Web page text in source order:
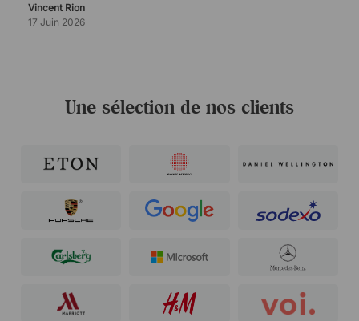
Vincent Rion
17 Juin 2026
Une sélection de nos clients